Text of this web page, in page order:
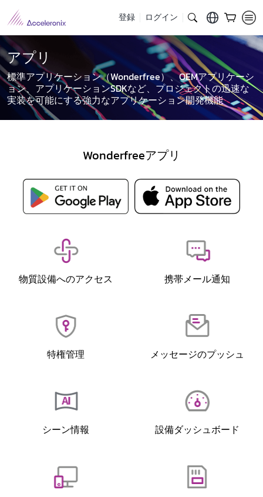
登録 ログイン
アプリ
標準アプリケーション（Wonderfree）、OEMアプリケーシ
ョン、アプリケーションSDKなど、プロジェクトの迅速な
実装を可能にする強力なアプリケーション開発機能
Wonderfreeアプリ
物質設備へのアクセス 携帯メール通知
特権管理 メッセージのプッシュ
シーン情報 設備ダッシュボード